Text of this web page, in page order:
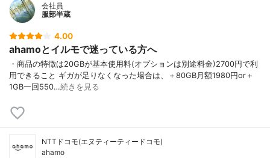
会社員
服部半蔵
4.00
ahamoとイルモで迷っている方へ
・商品の特徴は20GBが基本使用料(オプションは別途料金)2700円で利
用できること ギガが足りなくなった場合は、＋80GB月額1980円or＋
1GB一回550…続きを見る
NTTドコモ(エヌティーティードコモ)
ahamo